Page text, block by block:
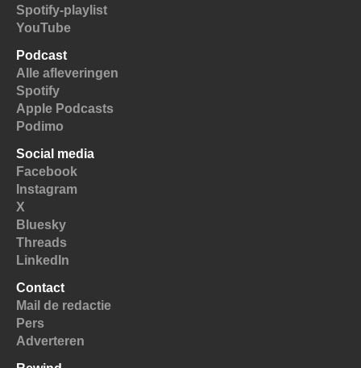
Spotify-playlist
YouTube
Podcast
Alle afleveringen
Spotify
Apple Podcasts
Podimo
Social media
Facebook
Instagram
X
Bluesky
Threads
LinkedIn
Contact
Mail de redactie
Pers
Adverteren